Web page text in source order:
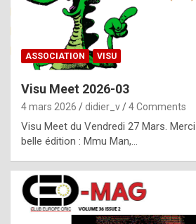
p
l
c
h
ASSOCIATION VISU
Visu Meet 2026-03
4 mars 2026 didier_v 4 Comments
Visu Meet du Vendredi 27 Mars.
belle édition : Mmu Man,…